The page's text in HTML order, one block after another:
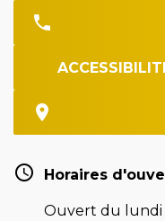
Horaires
Ouvert du lundi